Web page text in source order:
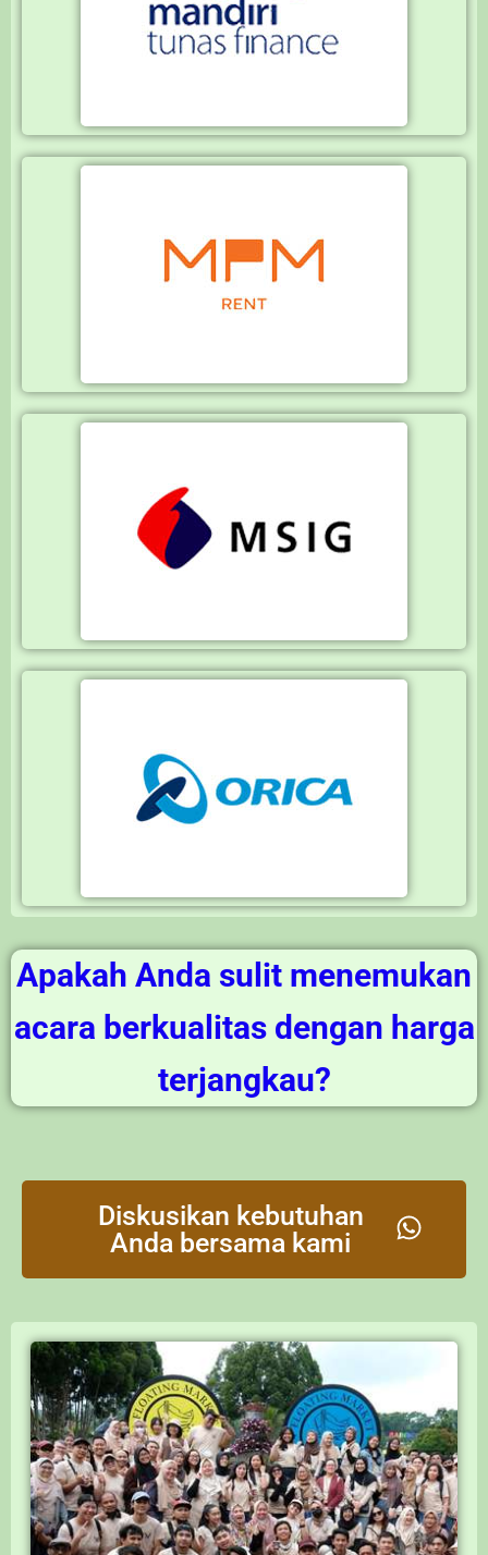
Apakah Anda sulit menemukan
acara berkualitas dengan harga
terjangkau?
Diskusikan kebutuhan
Anda bersama kami